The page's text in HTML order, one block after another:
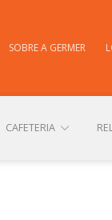
SOBRE A GERMER
CAFETERIA